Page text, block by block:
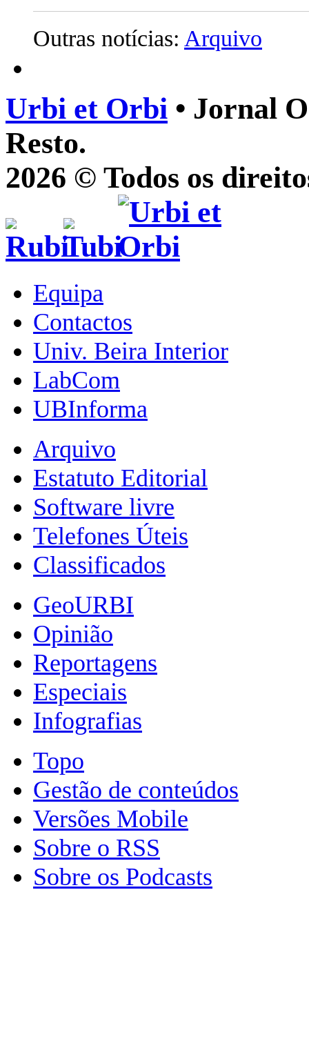
Outras notícias: Arquivo
Urbi et Orbi • Jornal
Resto.
2026 © Todos os
Equipa
Contactos
Univ. Beira Interior
LabCom
UBInforma
Arquivo
Estatuto Editorial
Software livre
Telefones Úteis
Classificados
GeoURBI
Opinião
Reportagens
Especiais
Infografias
Topo
Gestão de conteúdos
Versões Mobile
Sobre o RSS
Sobre os Podcasts